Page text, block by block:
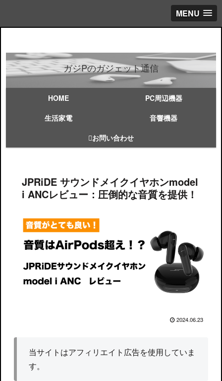
MENU
ガジPのガジェット通信
HOME
PC周辺機器
生活家電
音響機器
お問い合わせ
JPRiDE サウンドメイクイヤホンmodel
i ANCレビュー：圧倒的な音質を提供！
2024.06.23
当サイトはアフィリエイト広告を使用していま
す。